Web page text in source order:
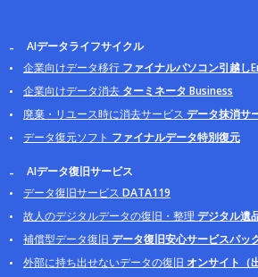
AIデータライフサイクル
企業向けデータ移行 ファイナルパソコン引越し
企業向けデータ消去 ターミネータ Business
廃棄・リユース時に消去サービス データ抹消サ
データ復元ソフト ファイナルデータ特別復元
AIデータ復旧サービス
データ復旧サービス DATA119
故人のデジタルデータの復旧・整理 デジタル遺
補償型データ復旧 データ復旧安心サービスパッ
外部に持ち出せないデータの復旧 オンサイト（